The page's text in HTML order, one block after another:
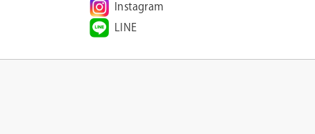
Instagram
LINE